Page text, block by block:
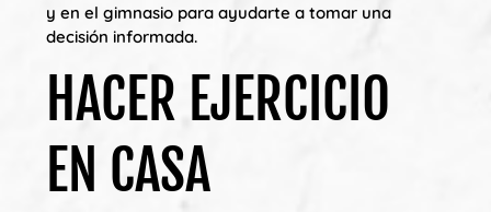
y en el gimnasio para ayudarte a tomar una
decisión informada.
HACER EJERCICIO
EN CASA